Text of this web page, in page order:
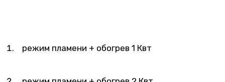
режим пламени + обогрев 1 Квт